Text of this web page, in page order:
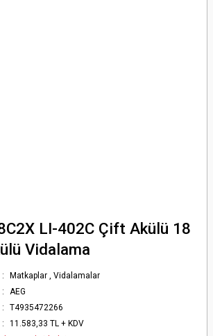
LI-402C Çift Akülü 18
Vidalama
Matkaplar ,Vidalamalar
AEG
T4935472266
11.583,33 TL + KDV